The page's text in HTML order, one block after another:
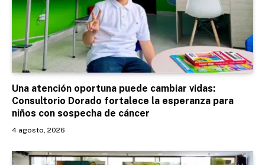
Una atención oportuna puede cambiar vidas:
Consultorio Dorado fortalece la esperanza para
niños con sospecha de cáncer
4 agosto, 2026